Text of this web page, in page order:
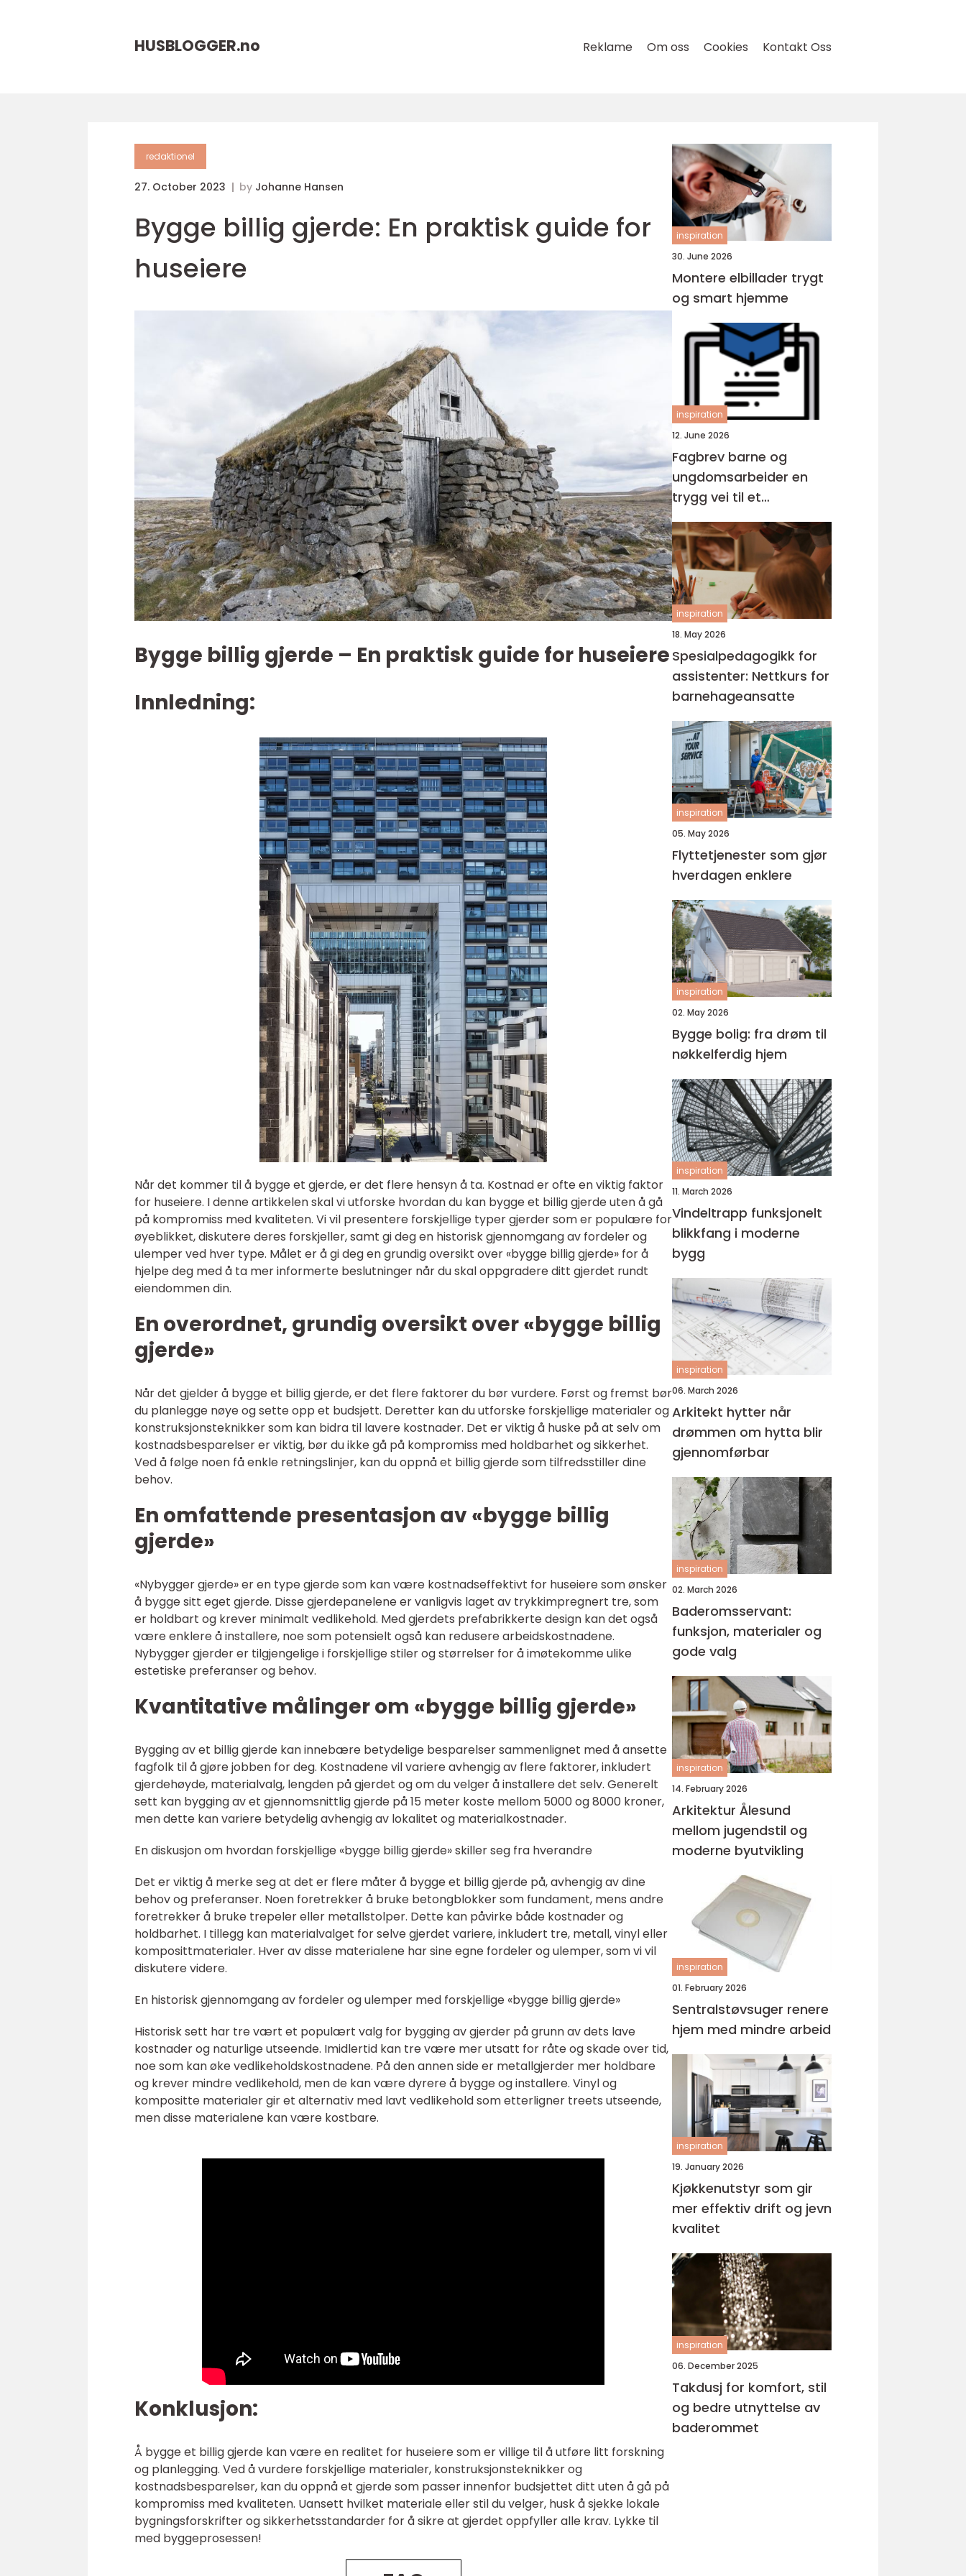
HUSBLOGGER.no Reklame Om oss Cookies Kontakt Oss
redaktionel
27. October 2023 by Johanne Hansen
Bygge billig gjerde: En praktisk guide for
huseiere
Bygge billig gjerde – En praktisk guide for huseiere
Innledning:
Når det kommer til å bygge et gjerde, er det flere hensyn å ta. Kostnad er ofte en viktig faktor
for huseiere. I denne artikkelen skal vi utforske hvordan du kan bygge et billig gjerde uten å gå
på kompromiss med kvaliteten. Vi vil presentere forskjellige typer gjerder som er populære for
øyeblikket, diskutere deres forskjeller, samt gi deg en historisk gjennomgang av fordeler og
ulemper ved hver type. Målet er å gi deg en grundig oversikt over «bygge billig gjerde» for å
hjelpe deg med å ta mer informerte beslutninger når du skal oppgradere ditt gjerdet rundt
eiendommen din.
En overordnet, grundig oversikt over «bygge billig
gjerde»
Når det gjelder å bygge et billig gjerde, er det flere faktorer du bør vurdere. Først og fremst bør
du planlegge nøye og sette opp et budsjett. Deretter kan du utforske forskjellige materialer og
konstruksjonsteknikker som kan bidra til lavere kostnader. Det er viktig å huske på at selv om
kostnadsbesparelser er viktig, bør du ikke gå på kompromiss med holdbarhet og sikkerhet.
Ved å følge noen få enkle retningslinjer, kan du oppnå et billig gjerde som tilfredsstiller dine
behov.
En omfattende presentasjon av «bygge billig
gjerde»
«Nybygger gjerde» er en type gjerde som kan være kostnadseffektivt for huseiere som ønsker
å bygge sitt eget gjerde. Disse gjerdepanelene er vanligvis laget av trykkimpregnert tre, som
er holdbart og krever minimalt vedlikehold. Med gjerdets prefabrikkerte design kan det også
være enklere å installere, noe som potensielt også kan redusere arbeidskostnadene.
Nybygger gjerder er tilgjengelige i forskjellige stiler og størrelser for å imøtekomme ulike
estetiske preferanser og behov.
Kvantitative målinger om «bygge billig gjerde»
Bygging av et billig gjerde kan innebære betydelige besparelser sammenlignet med å ansette
fagfolk til å gjøre jobben for deg. Kostnadene vil variere avhengig av flere faktorer, inkludert
gjerdehøyde, materialvalg, lengden på gjerdet og om du velger å installere det selv. Generelt
sett kan bygging av et gjennomsnittlig gjerde på 15 meter koste mellom 5000 og 8000 kroner,
men dette kan variere betydelig avhengig av lokalitet og materialkostnader.
En diskusjon om hvordan forskjellige «bygge billig gjerde» skiller seg fra hverandre
Det er viktig å merke seg at det er flere måter å bygge et billig gjerde på, avhengig av dine
behov og preferanser. Noen foretrekker å bruke betongblokker som fundament, mens andre
foretrekker å bruke trepeler eller metallstolper. Dette kan påvirke både kostnader og
holdbarhet. I tillegg kan materialvalget for selve gjerdet variere, inkludert tre, metall, vinyl eller
komposittmaterialer. Hver av disse materialene har sine egne fordeler og ulemper, som vi vil
diskutere videre.
En historisk gjennomgang av fordeler og ulemper med forskjellige «bygge billig gjerde»
Historisk sett har tre vært et populært valg for bygging av gjerder på grunn av dets lave
kostnader og naturlige utseende. Imidlertid kan tre være mer utsatt for råte og skade over tid,
noe som kan øke vedlikeholdskostnadene. På den annen side er metallgjerder mer holdbare
og krever mindre vedlikehold, men de kan være dyrere å bygge og installere. Vinyl og
kompositte materialer gir et alternativ med lavt vedlikehold som etterligner treets utseende,
men disse materialene kan være kostbare.
Konklusjon:
Å bygge et billig gjerde kan være en realitet for huseiere som er villige til å utføre litt forskning
og planlegging. Ved å vurdere forskjellige materialer, konstruksjonsteknikker og
kostnadsbesparelser, kan du oppnå et gjerde som passer innenfor budsjettet ditt uten å gå på
kompromiss med kvaliteten. Uansett hvilket materiale eller stil du velger, husk å sjekke lokale
bygningsforskrifter og sikkerhetsstandarder for å sikre at gjerdet oppfyller alle krav. Lykke til
med byggeprosessen!
inspiration
30. June 2026
Montere elbillader trygt
og smart hjemme
inspiration
12. June 2026
Fagbrev barne og
ungdomsarbeider en
trygg vei til et
meningsfullt yrke
inspiration
18. May 2026
Spesialpedagogikk for
assistenter: Nettkurs for
barnehageansatte
inspiration
05. May 2026
Flyttetjenester som gjør
hverdagen enklere
inspiration
02. May 2026
Bygge bolig: fra drøm til
nøkkelferdig hjem
inspiration
11. March 2026
Vindeltrapp funksjonelt
blikkfang i moderne
bygg
inspiration
06. March 2026
Arkitekt hytter når
drømmen om hytta blir
gjennomførbar
inspiration
02. March 2026
Baderomsservant:
funksjon, materialer og
gode valg
inspiration
14. February 2026
Arkitektur Ålesund
mellom jugendstil og
moderne byutvikling
inspiration
01. February 2026
Sentralstøvsuger renere
hjem med mindre arbeid
inspiration
19. January 2026
Kjøkkenutstyr som gir
mer effektiv drift og jevn
kvalitet
inspiration
06. December 2025
Takdusj for komfort, stil
og bedre utnyttelse av
baderommet